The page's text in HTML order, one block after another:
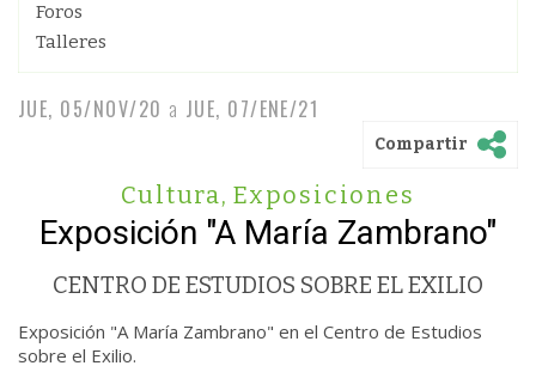
Foros
Talleres
JUE, 05/NOV/20 a JUE, 07/ENE/21
Compartir
Cultura, Exposiciones
Exposición "A María Zambrano"
CENTRO DE ESTUDIOS SOBRE EL EXILIO
Exposición "A María Zambrano" en el Centro de Estudios
sobre el Exilio.